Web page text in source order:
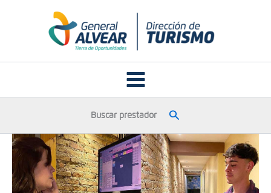
Buscar prestador Buscar